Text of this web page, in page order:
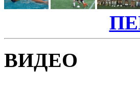
ВИДЕО